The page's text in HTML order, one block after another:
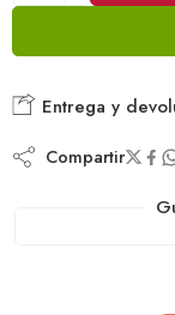
Entrega y
Compartir